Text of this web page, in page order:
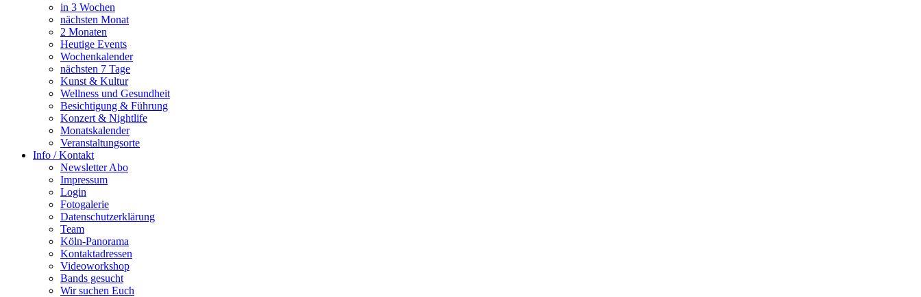
in 3 Wochen
nächsten Monat
2 Monaten
Heutige Events
Wochenkalender
nächsten 7 Tage
Kunst & Kultur
Wellness und Gesundheit
Besichtigung & Führung
Konzert & Nightlife
Monatskalender
Veranstaltungsorte
Info / Kontakt
Newsletter Abo
Impressum
Login
Fotogalerie
Datenschutzerklärung
Team
Köln-Panorama
Kontaktadressen
Videoworkshop
Bands gesucht
Wir suchen Euch